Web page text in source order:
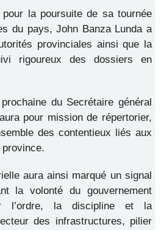
la poursuite de sa tournée
du pays, John Banza Lunda a
provinciales ainsi que la
rigoureux des dossiers en
du Secrétaire général
pour mission de répertorier,
des contentieux liés aux
aura ainsi marqué un signal
la volonté du gouvernement
l’ordre, la discipline et la
des infrastructures, pilier